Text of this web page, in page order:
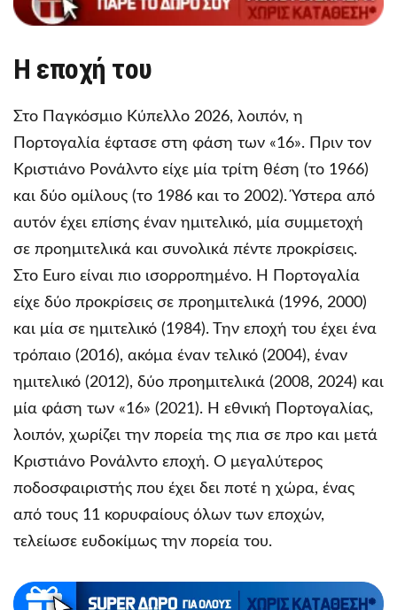
Η εποχή του
Στο Παγκόσμιο Κύπελλο 2026, λοιπόν, η
Πορτογαλία έφτασε στη φάση των «16». Πριν τον
Κριστιάνο Ρονάλντο είχε μία τρίτη θέση (το 1966)
και δύο ομίλους (το 1986 και το 2002). Ύστερα από
αυτόν έχει επίσης έναν ημιτελικό, μία συμμετοχή
σε προημιτελικά και συνολικά πέντε προκρίσεις.
Στο Euro είναι πιο ισορροπημένο. Η Πορτογαλία
είχε δύο προκρίσεις σε προημιτελικά (1996, 2000)
και μία σε ημιτελικό (1984). Την εποχή του έχει ένα
τρόπαιο (2016), ακόμα έναν τελικό (2004), έναν
ημιτελικό (2012), δύο προημιτελικά (2008, 2024) και
μία φάση των «16» (2021). Η εθνική Πορτογαλίας,
λοιπόν, χωρίζει την πορεία της πια σε προ και μετά
Κριστιάνο Ρονάλντο εποχή. Ο μεγαλύτερος
ποδοσφαιριστής που έχει δει ποτέ η χώρα, ένας
από τους 11 κορυφαίους όλων των εποχών,
τελείωσε ευδοκίμως την πορεία του.